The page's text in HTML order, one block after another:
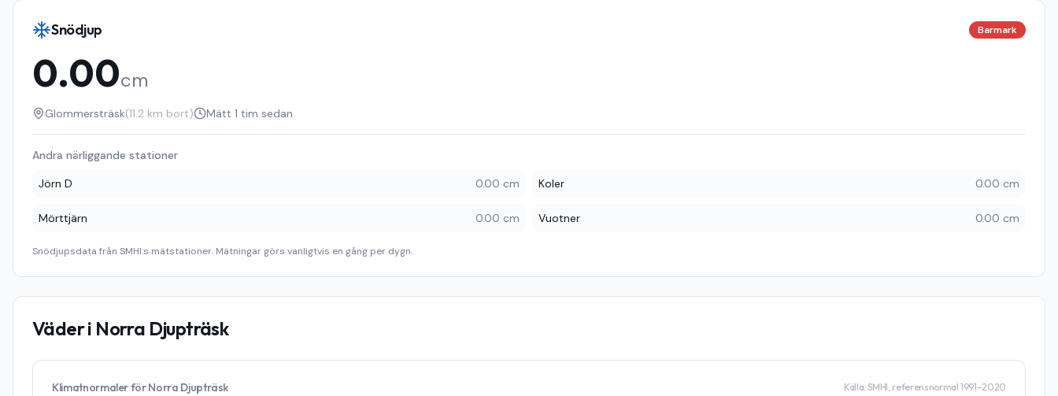
Snödjup Barmark
0.00cm
Glommersträsk(11.2 km bort) Mätt 1 tim sedan
Andra närliggande stationer
Jörn D
0.00 cm Koler 0.00 cm
Mörttjärn 0.00 cm Vuotner 0.00 cm
Snödjupsdata från SMHI:s mätstationer. Mätningar görs vanligtvis en gång per dygn.
Väder i Norra Djupträsk
Klimatnormaler förNorra Djupträsk Källa: SMHI, referensnormal 1991–2020